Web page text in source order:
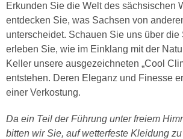
Erkunden Sie die Welt des sächsischen
entdecken Sie, was Sachsen von
unterscheidet. Schauen Sie uns über die
erleben Sie, wie im Einklang mit der
Keller unsere ausgezeichneten „Cool
entstehen. Deren Eleganz und Finesse
einer Verkostung.
Da ein Teil der Führung unter freiem
bitten wir Sie, auf wetterfeste Kleidung